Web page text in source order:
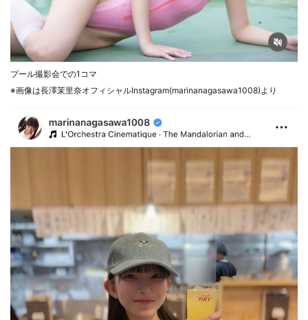
プール撮影会での1コマ
※画像は長澤茉里奈オフィシャルInstagram(marinanagasawa1008)より